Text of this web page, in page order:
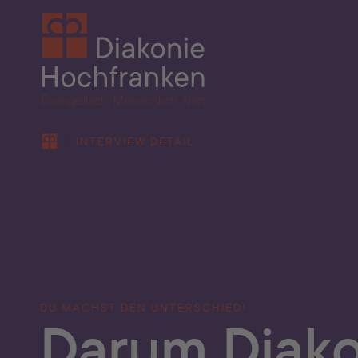
Skip to main content
DU MACHST DEN UNTERSCHIED!
INTERVIEW DETAIL